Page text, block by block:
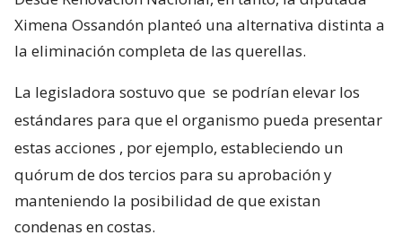
Ximena Ossandón planteó una alternativa distinta a
la eliminación completa de las querellas.
La legisladora sostuvo que se podrían elevar los
estándares para que el organismo pueda presentar
estas acciones , por ejemplo, estableciendo un
quórum de dos tercios para su aprobación y
manteniendo la posibilidad de que existan
condenas en costas.